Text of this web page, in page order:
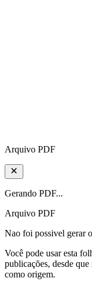
Arquivo PDF
Gerando PDF...
Arquivo PDF
Nao foi possivel gerar
Você pode usar esta
publicações, desde
como origem.